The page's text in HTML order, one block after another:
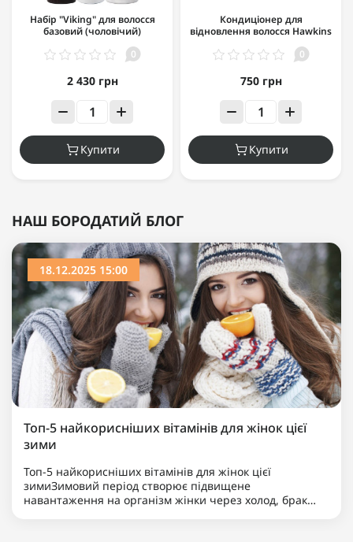
Набір "Viking" для волосся
базовий (чоловічий)
0
2 430 грн
Купити
Кондиціонер для
відновлення волосся Hawkins
Conditioner 300 мл
0
750 грн
Купити
НАШ БОРОДАТИЙ БЛОГ
18.12.2025 15:00
Топ-5 найкорисніших вітамінів для жінок цієї
зими
Топ-5 найкорисніших вітамінів для жінок цієї
зимиЗимовий період створює підвищене
навантаження на організм жінки через холод, брак